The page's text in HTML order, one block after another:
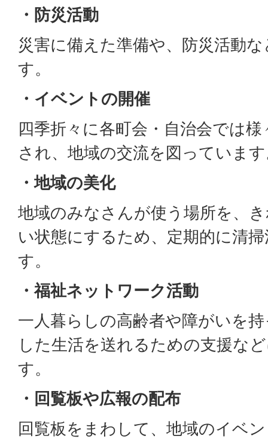
・防災活動
災害に備えた準備や、防災活動
す。
・イベントの開催
四季折々に各町会・自治会では
され、地域の交流を図っていま
・地域の美化
地域のみなさんが使う場所を、
い状態にするため、定期的に清
す。
・福祉ネットワーク活動
一人暮らしの高齢者や障がいを
した生活を送れるための支援な
す。
・回覧板や広報の配布
回覧板をまわして、地域のイベ